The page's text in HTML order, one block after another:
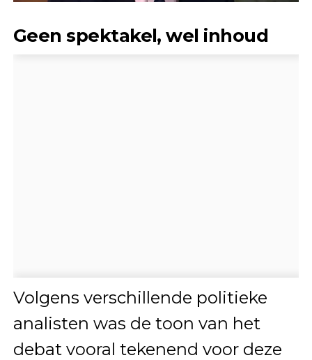
Geen spektakel, wel inhoud
Volgens verschillende politieke
analisten was de toon van het
debat vooral tekenend voor deze